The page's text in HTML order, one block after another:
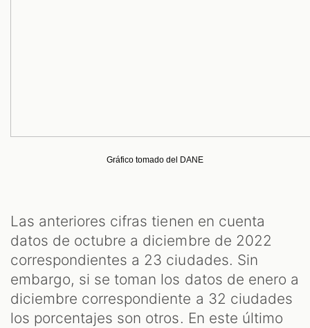
Gráfico tomado del DANE
Las anteriores cifras tienen en cuenta
datos de octubre a diciembre de 2022
correspondientes a 23 ciudades. Sin
embargo, si se toman los datos de enero a
diciembre correspondiente a 32 ciudades
los porcentajes son otros. En este último